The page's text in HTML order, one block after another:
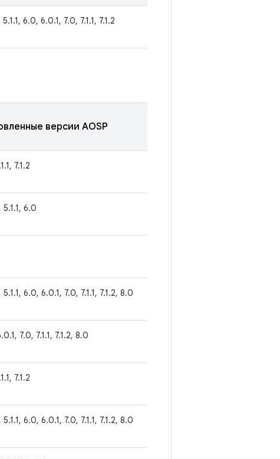
6.0, 6.0.1, 7.0, 7.1.1, 7.1.2
версии AOSP
7.1.2
6.0
6.0, 6.0.1, 7.0, 7.1.1, 7.1.2, 8.0
7.0, 7.1.1, 7.1.2, 8.0
7.1.2
6.0, 6.0.1, 7.0, 7.1.1, 7.1.2, 8.0